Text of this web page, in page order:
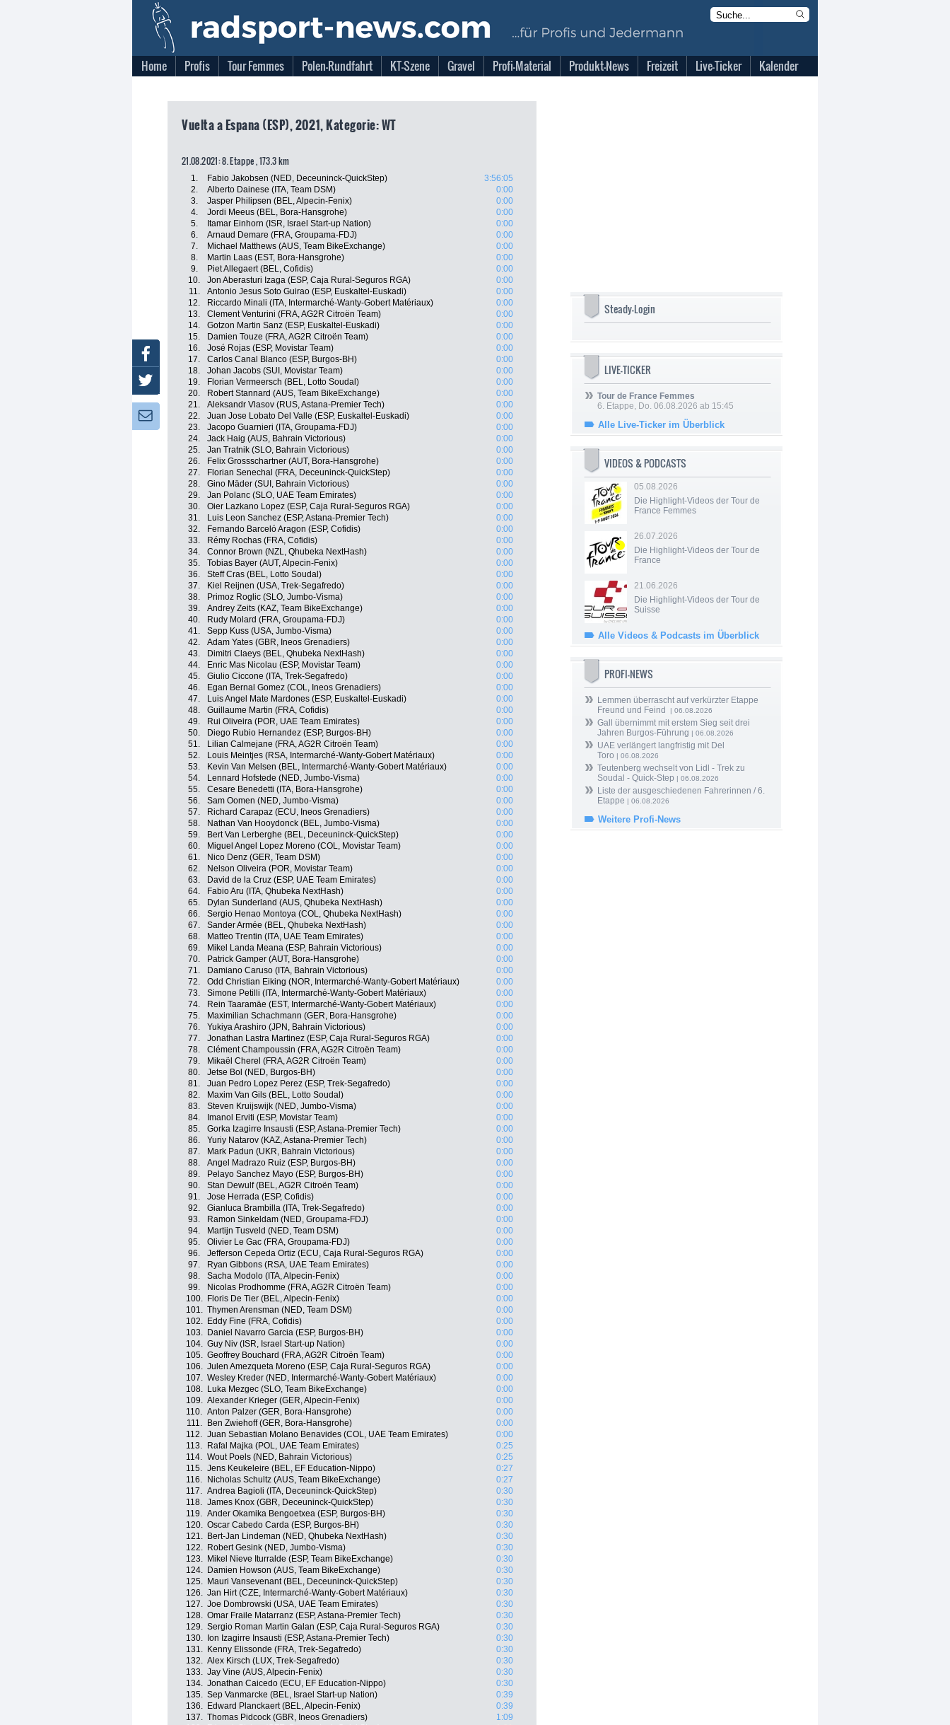
Home Profis Tour Femmes Polen-Rundfahrt KT-Szene Gravel Profi-Material Produkt-News Freizeit Live-Ticker Kalender
Vuelta a Espana (ESP), 2021, Kategorie: WT
21.08.2021: 8. Etappe , 173.3 km
1. Fabio Jakobsen (NED, Deceuninck-QuickStep)
3:56:05
2.
Alberto Dainese (ITA, Team DSM)
0:00
3.
Jasper Philipsen (BEL, Alpecin-Fenix)
0:00
4.
Jordi Meeus (BEL, Bora-Hansgrohe)
0:00
5.
Itamar Einhorn (ISR, Israel Start-up Nation)
0:00
6.
Arnaud Demare (FRA, Groupama-FDJ)
0:00
7.
Michael Matthews (AUS, Team BikeExchange)
0:00
8.
Martin Laas (EST, Bora-Hansgrohe)
0:00
9.
Piet Allegaert (BEL, Cofidis)
0:00
10.
Jon Aberasturi Izaga (ESP, Caja Rural-Seguros RGA)
0:00
11.
Antonio Jesus Soto Guirao (ESP, Euskaltel-Euskadi)
0:00
12.
Riccardo Minali (ITA, Intermarché-Wanty-Gobert Matériaux)
0:00
13.
Clement Venturini (FRA, AG2R Citroën Team)
0:00
14.
Gotzon Martin Sanz (ESP, Euskaltel-Euskadi)
0:00
15.
Damien Touze (FRA, AG2R Citroën Team)
0:00
16.
José Rojas (ESP, Movistar Team)
0:00
17.
Carlos Canal Blanco (ESP, Burgos-BH)
0:00
18.
Johan Jacobs (SUI, Movistar Team)
0:00
19.
Florian Vermeersch (BEL, Lotto Soudal)
0:00
20.
Robert Stannard (AUS, Team BikeExchange)
0:00
21.
Aleksandr Vlasov (RUS, Astana-Premier Tech)
0:00
22.
Juan Jose Lobato Del Valle (ESP, Euskaltel-Euskadi)
0:00
23.
Jacopo Guarnieri (ITA, Groupama-FDJ)
0:00
24.
Jack Haig (AUS, Bahrain Victorious)
0:00
25.
Jan Tratnik (SLO, Bahrain Victorious)
0:00
26.
Felix Grossschartner (AUT, Bora-Hansgrohe)
0:00
27.
Florian Senechal (FRA, Deceuninck-QuickStep)
0:00
28.
Gino Mäder (SUI, Bahrain Victorious)
0:00
29.
Jan Polanc (SLO, UAE Team Emirates)
0:00
30.
Oier Lazkano Lopez (ESP, Caja Rural-Seguros RGA)
0:00
31.
Luis Leon Sanchez (ESP, Astana-Premier Tech)
0:00
32.
Fernando Barceló Aragon (ESP, Cofidis)
0:00
33.
Rémy Rochas (FRA, Cofidis)
0:00
34.
Connor Brown (NZL, Qhubeka NextHash)
0:00
35.
Tobias Bayer (AUT, Alpecin-Fenix)
0:00
36.
Steff Cras (BEL, Lotto Soudal)
0:00
37.
Kiel Reijnen (USA, Trek-Segafredo)
0:00
38.
Primoz Roglic (SLO, Jumbo-Visma)
0:00
39.
Andrey Zeits (KAZ, Team BikeExchange)
0:00
40.
Rudy Molard (FRA, Groupama-FDJ)
0:00
41.
Sepp Kuss (USA, Jumbo-Visma)
0:00
42.
Adam Yates (GBR, Ineos Grenadiers)
0:00
43.
Dimitri Claeys (BEL, Qhubeka NextHash)
0:00
44.
Enric Mas Nicolau (ESP, Movistar Team)
0:00
45.
Giulio Ciccone (ITA, Trek-Segafredo)
0:00
46.
Egan Bernal Gomez (COL, Ineos Grenadiers)
0:00
47.
Luis Angel Mate Mardones (ESP, Euskaltel-Euskadi)
0:00
48.
Guillaume Martin (FRA, Cofidis)
0:00
49.
Rui Oliveira (POR, UAE Team Emirates)
0:00
50.
Diego Rubio Hernandez (ESP, Burgos-BH)
0:00
51.
Lilian Calmejane (FRA, AG2R Citroën Team)
0:00
52.
Louis Meintjes (RSA, Intermarché-Wanty-Gobert Matériaux)
0:00
53.
Kevin Van Melsen (BEL, Intermarché-Wanty-Gobert Matériaux)
0:00
54.
Lennard Hofstede (NED, Jumbo-Visma)
0:00
55.
Cesare Benedetti (ITA, Bora-Hansgrohe)
0:00
56.
Sam Oomen (NED, Jumbo-Visma)
0:00
57.
Richard Carapaz (ECU, Ineos Grenadiers)
0:00
58.
Nathan Van Hooydonck (BEL, Jumbo-Visma)
0:00
59.
Bert Van Lerberghe (BEL, Deceuninck-QuickStep)
0:00
60.
Miguel Angel Lopez Moreno (COL, Movistar Team)
0:00
61.
Nico Denz (GER, Team DSM)
0:00
62.
Nelson Oliveira (POR, Movistar Team)
0:00
63.
David de la Cruz (ESP, UAE Team Emirates)
0:00
64.
Fabio Aru (ITA, Qhubeka NextHash)
0:00
65.
Dylan Sunderland (AUS, Qhubeka NextHash)
0:00
66.
Sergio Henao Montoya (COL, Qhubeka NextHash)
0:00
67.
Sander Armée (BEL, Qhubeka NextHash)
0:00
68.
Matteo Trentin (ITA, UAE Team Emirates)
0:00
69.
Mikel Landa Meana (ESP, Bahrain Victorious)
0:00
70.
Patrick Gamper (AUT, Bora-Hansgrohe)
0:00
71.
Damiano Caruso (ITA, Bahrain Victorious)
0:00
72.
Odd Christian Eiking (NOR, Intermarché-Wanty-Gobert Matériaux)
0:00
73.
Simone Petilli (ITA, Intermarché-Wanty-Gobert Matériaux)
0:00
74.
Rein Taaramäe (EST, Intermarché-Wanty-Gobert Matériaux)
0:00
75.
Maximilian Schachmann (GER, Bora-Hansgrohe)
0:00
76.
Yukiya Arashiro (JPN, Bahrain Victorious)
0:00
77.
Jonathan Lastra Martinez (ESP, Caja Rural-Seguros RGA)
0:00
78.
Clément Champoussin (FRA, AG2R Citroën Team)
0:00
79.
Mikaël Cherel (FRA, AG2R Citroën Team)
0:00
80.
Jetse Bol (NED, Burgos-BH)
0:00
81.
Juan Pedro Lopez Perez (ESP, Trek-Segafredo)
0:00
82.
Maxim Van Gils (BEL, Lotto Soudal)
0:00
83.
Steven Kruijswijk (NED, Jumbo-Visma)
0:00
84.
Imanol Erviti (ESP, Movistar Team)
0:00
85.
Gorka Izagirre Insausti (ESP, Astana-Premier Tech)
0:00
86.
Yuriy Natarov (KAZ, Astana-Premier Tech)
0:00
87.
Mark Padun (UKR, Bahrain Victorious)
0:00
88.
Angel Madrazo Ruiz (ESP, Burgos-BH)
0:00
89.
Pelayo Sanchez Mayo (ESP, Burgos-BH)
0:00
90.
Stan Dewulf (BEL, AG2R Citroën Team)
0:00
91.
Jose Herrada (ESP, Cofidis)
0:00
92.
Gianluca Brambilla (ITA, Trek-Segafredo)
0:00
93.
Ramon Sinkeldam (NED, Groupama-FDJ)
0:00
94.
Martijn Tusveld (NED, Team DSM)
0:00
95.
Olivier Le Gac (FRA, Groupama-FDJ)
0:00
96.
Jefferson Cepeda Ortiz (ECU, Caja Rural-Seguros RGA)
0:00
97.
Ryan Gibbons (RSA, UAE Team Emirates)
0:00
98.
Sacha Modolo (ITA, Alpecin-Fenix)
0:00
99.
Nicolas Prodhomme (FRA, AG2R Citroën Team)
0:00
100.
Floris De Tier (BEL, Alpecin-Fenix)
0:00
101. Thymen Arensman (NED, Team DSM)
0:00
102.
Eddy Fine (FRA, Cofidis)
0:00
103.
Daniel Navarro Garcia (ESP, Burgos-BH)
0:00
104. Guy Niv (ISR, Israel Start-up Nation)
0:00
105. Geoffrey Bouchard (FRA, AG2R Citroën Team)
0:00
106. Julen Amezqueta Moreno (ESP, Caja Rural-Seguros RGA)
0:00
107. Wesley Kreder (NED, Intermarché-Wanty-Gobert Matériaux)
0:00
108.
Luka Mezgec (SLO, Team BikeExchange)
0:00
109. Alexander Krieger (GER, Alpecin-Fenix)
0:00
110. Anton Palzer (GER, Bora-Hansgrohe)
0:00
111.
Ben Zwiehoff (GER, Bora-Hansgrohe)
0:00
112. Juan Sebastian Molano Benavides (COL, UAE Team Emirates)
0:00
113.
Rafal Majka (POL, UAE Team Emirates)
0:25
114. Wout Poels (NED, Bahrain Victorious)
0:25
115. Jens Keukeleire (BEL, EF Education-Nippo)
0:27
116.
Nicholas Schultz (AUS, Team BikeExchange)
0:27
117. Andrea Bagioli (ITA, Deceuninck-QuickStep)
0:30
118. James Knox (GBR, Deceuninck-QuickStep)
0:30
119. Ander Okamika Bengoetxea (ESP, Burgos-BH)
0:30
120. Oscar Cabedo Carda (ESP, Burgos-BH)
0:30
121.
Bert-Jan Lindeman (NED, Qhubeka NextHash)
0:30
122.
Robert Gesink (NED, Jumbo-Visma)
0:30
123.
Mikel Nieve Iturralde (ESP, Team BikeExchange)
0:30
124.
Damien Howson (AUS, Team BikeExchange)
0:30
125.
Mauri Vansevenant (BEL, Deceuninck-QuickStep)
0:30
126. Jan Hirt (CZE, Intermarché-Wanty-Gobert Matériaux)
0:30
127. Joe Dombrowski (USA, UAE Team Emirates)
0:30
128. Omar Fraile Matarranz (ESP, Astana-Premier Tech)
0:30
129. Sergio Roman Martin Galan (ESP, Caja Rural-Seguros RGA)
0:30
130.
Ion Izagirre Insausti (ESP, Astana-Premier Tech)
0:30
131.
Kenny Elissonde (FRA, Trek-Segafredo)
0:30
132. Alex Kirsch (LUX, Trek-Segafredo)
0:30
133. Jay Vine (AUS, Alpecin-Fenix)
0:30
134. Jonathan Caicedo (ECU, EF Education-Nippo)
0:30
135. Sep Vanmarcke (BEL, Israel Start-up Nation)
0:39
136.
Edward Planckaert (BEL, Alpecin-Fenix)
0:39
137. Thomas Pidcock (GBR, Ineos Grenadiers)
1:09
Steady-Login
LIVE-TICKER
Tour de France Femmes
6. Etappe, Do. 06.08.2026 ab 15:45
Alle Live-Ticker im Überblick
VIDEOS & PODCASTS
05.08.2026
Die Highlight-Videos der Tour de
France Femmes
26.07.2026
Die Highlight-Videos der Tour de
France
21.06.2026
Die Highlight-Videos der Tour de
Suisse
Alle Videos & Podcasts im Überblick
PROFI-NEWS
Lemmen überrascht auf verkürzter Etappe
Freund und Feind
| 06.08.2026
Gall übernimmt mit erstem Sieg seit drei
Jahren Burgos-Führung | 06.08.2026
UAE verlängert langfristig mit Del
Toro | 06.08.2026
Teutenberg wechselt von Lidl - Trek zu
Soudal - Quick-Step | 06.08.2026
Liste der ausgeschiedenen Fahrerinnen / 6.
Etappe | 06.08.2026
Weitere Profi-News
Facebook
Twitter
Newsletter: